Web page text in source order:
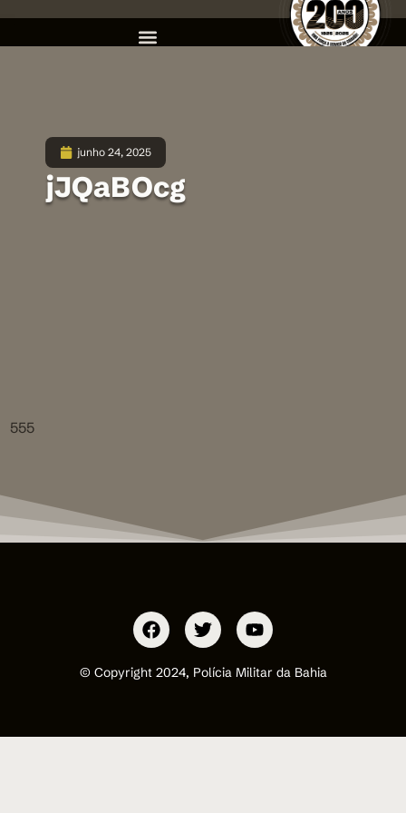
junho 24, 2025
jJQaBOcg
555
© Copyright 2024, Polícia Militar da Bahia